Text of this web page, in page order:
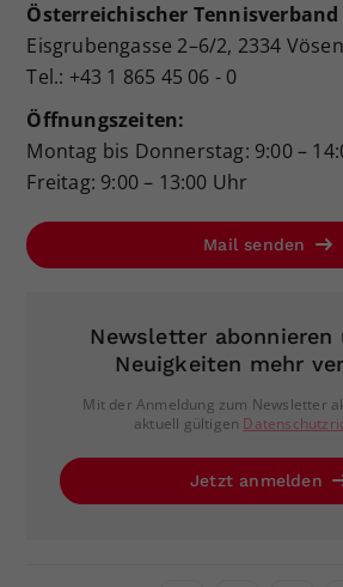
Österreichischer Tennisverband
Eisgrubengasse 2–6/2, 2334
Tel.: +43 1 865 45 06 - 0
Öffnungszeiten:
Montag bis Donnerstag: 9:00 –
Freitag: 9:00 – 13:00 Uhr
Mail senden
Newsletter abonnieren
Neuigkeiten mehr
Mit der Anmeldung zum Newsletter
aktuell gültigen
Jetzt anmelden